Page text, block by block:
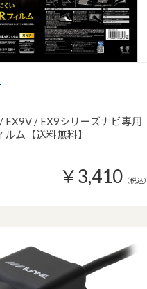
EX9V / EX9シリーズナビ専用
ム【送料無料】
￥3,410 （税込）